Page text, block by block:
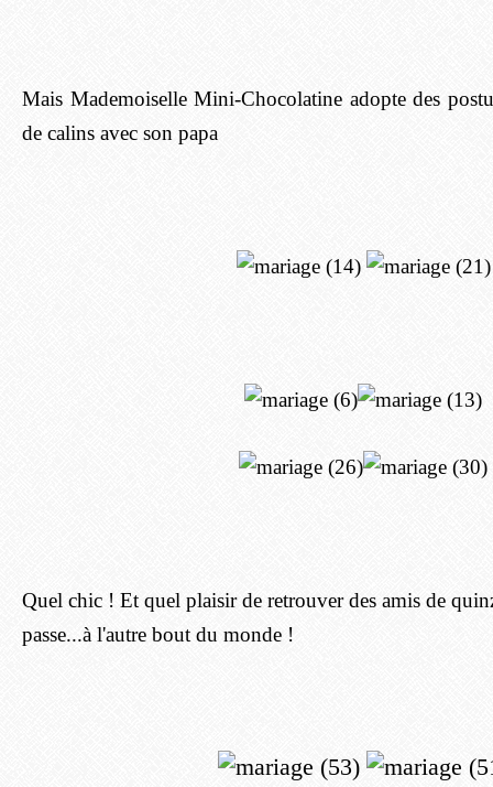
Mais Mademoiselle Mini-Chocolatine adopte des
de calins avec son papa
Quel chic ! Et quel plaisir de retrouver des amis de
passe...à l'autre bout du monde !